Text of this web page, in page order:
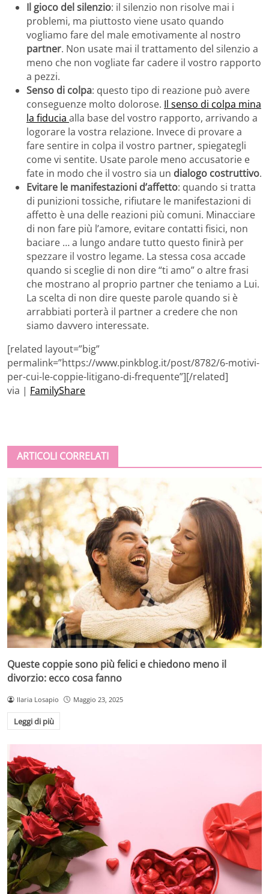
Il gioco del silenzio: il silenzio non risolve mai i
problemi, ma piuttosto viene usato quando
vogliamo fare del male emotivamente al nostro
partner. Non usate mai il trattamento del silenzio a
meno che non vogliate far cadere il vostro rapporto
a pezzi.
Senso di colpa: questo tipo di reazione può avere
conseguenze molto dolorose. Il senso di colpa mina
la fiducia alla base del vostro rapporto, arrivando a
logorare la vostra relazione. Invece di provare a
fare sentire in colpa il vostro partner, spiegategli
come vi sentite. Usate parole meno accusatorie e
fate in modo che il vostro sia un dialogo costruttivo.
Evitare le manifestazioni d’affetto: quando si tratta
di punizioni tossiche, rifiutare le manifestazioni di
affetto è una delle reazioni più comuni. Minacciare
di non fare più l’amore, evitare contatti fisici, non
baciare … a lungo andare tutto questo finirà per
spezzare il vostro legame. La stessa cosa accade
quando si sceglie di non dire “ti amo” o altre frasi
che mostrano al proprio partner che teniamo a Lui.
La scelta di non dire queste parole quando si è
arrabbiati porterà il partner a credere che non
siamo davvero interessate.
[related layout=”big”
permalink=”https://www.pinkblog.it/post/8782/6-motivi-
per-cui-le-coppie-litigano-di-frequente”][/related]
via | FamilyShare
ARTICOLI CORRELATI
Queste coppie sono più felici e chiedono meno il
divorzio: ecco cosa fanno
Ilaria Losapio Maggio 23, 2025
Leggi di più